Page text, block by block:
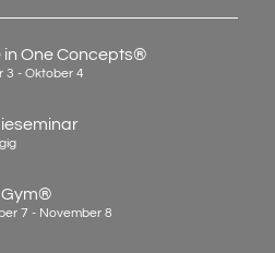
3 -Oktober 4
in One Concepts®
7 - November 8